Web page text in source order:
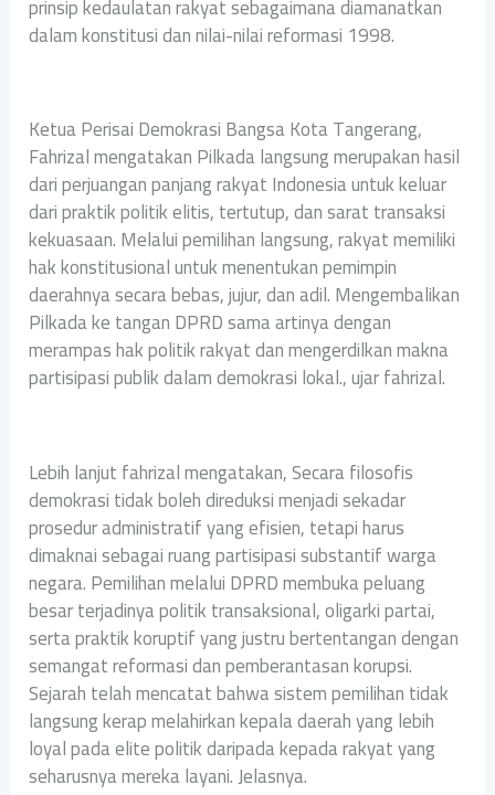
prinsip kedaulatan rakyat sebagaimana diamanatkan
dalam konstitusi dan nilai-nilai reformasi 1998.
‎Ketua Perisai Demokrasi Bangsa Kota Tangerang,
Fahrizal mengatakan Pilkada langsung merupakan hasil
dari perjuangan panjang rakyat Indonesia untuk keluar
dari praktik politik elitis, tertutup, dan sarat transaksi
kekuasaan. Melalui pemilihan langsung, rakyat memiliki
hak konstitusional untuk menentukan pemimpin
daerahnya secara bebas, jujur, dan adil. Mengembalikan
Pilkada ke tangan DPRD sama artinya dengan
merampas hak politik rakyat dan mengerdilkan makna
partisipasi publik dalam demokrasi lokal., ujar fahrizal.
‎Lebih lanjut fahrizal mengatakan, Secara filosofis
demokrasi tidak boleh direduksi menjadi sekadar
prosedur administratif yang efisien, tetapi harus
dimaknai sebagai ruang partisipasi substantif warga
negara. Pemilihan melalui DPRD membuka peluang
besar terjadinya politik transaksional, oligarki partai,
serta praktik koruptif yang justru bertentangan dengan
semangat reformasi dan pemberantasan korupsi.
Sejarah telah mencatat bahwa sistem pemilihan tidak
langsung kerap melahirkan kepala daerah yang lebih
loyal pada elite politik daripada kepada rakyat yang
seharusnya mereka layani. Jelasnya.